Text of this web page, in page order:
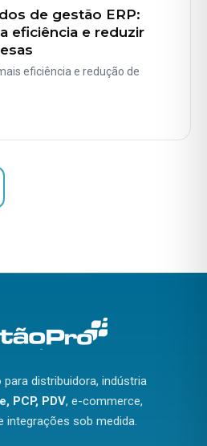
de gestão ERP:
eficiência e reduzir
eficiência e redução de
para distribuidora, indústria
PCP, PDV, e-commerce,
integrações sob medida.